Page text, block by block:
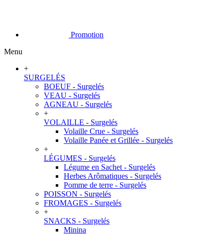
Promotion
Menu
+
SURGELÉS
BOEUF - Surgelés
VEAU - Surgelés
AGNEAU - Surgelés
+
VOLAILLE - Surgelés
Volaille Crue - Surgelés
Volaille Panée et Grillée - Surgelés
+
LÉGUMES - Surgelés
Légume en Sachet - Surgelés
Herbes Arômatiques - Surgelés
Pomme de terre - Surgelés
POISSON - Surgelés
FROMAGES - Surgelés
+
SNACKS - Surgelés
Minina